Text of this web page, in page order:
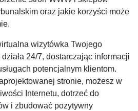
oraz jakie korzyści może
wizytówka Twojego
24/7, dostarczając informacji
potencjalnym klientom.
stronie, możesz w
Internetu, dotrzeć do
i zbudować pozytywny